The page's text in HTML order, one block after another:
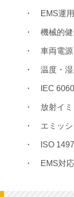
・ EMS運用環
・ 機械的
・ 車両電
・ 温度・
・ IEC
・ 放射イ
・ エミッ
・ ISO
・ EMS対